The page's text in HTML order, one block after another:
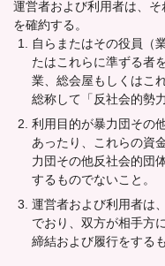
運営者および利用者は、
を確約する。
自らまたはその役員（
たはこれらに準ずる者
業、総会屋もしくはこ
総称して「反社会的勢
利用目的が暴力団その
あったり、これらの資
力団その他反社会的団
するものでないこと。
運営者および利用者は
でおり、双方が相手方
締結および履行をする